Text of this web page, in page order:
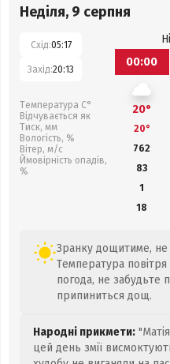
Неділя, 9 серпня
Схід:05:17
Захід:20:13
Температура С°
Відчувається як
Тиск, мм
Вологість, %
Вітер, м/с
Ймовірність опадів,
%
00:00
20°
20°
762
83
1
18
Зранку дощитиме, не
Температура повітря
погода, не забудьте
припиниться дощ.
Народні прикмети:
цей день змії